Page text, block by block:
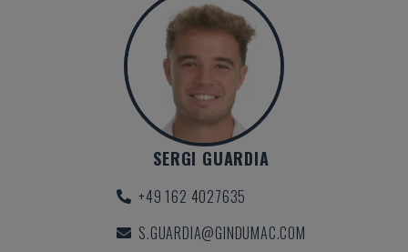
SERGI GUARDIA
+49 162 4027635
S.GUARDIA@GINDUMAC.COM